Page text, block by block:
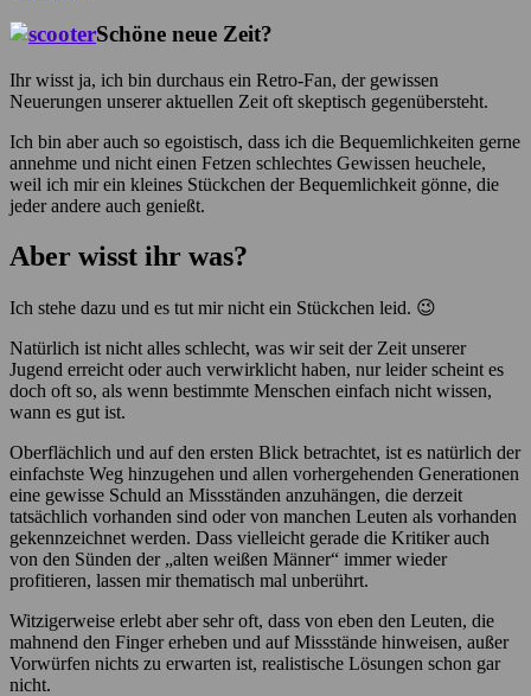
Schöne neue Zeit?
Ihr wisst ja, ich bin durchaus ein Retro-Fan, der gewissen
Neuerungen unserer aktuellen Zeit oft skeptisch gegenübersteht.
Ich bin aber auch so egoistisch, dass ich die Bequemlichkeiten gerne
annehme und nicht einen Fetzen schlechtes Gewissen heuchele,
weil ich mir ein kleines Stückchen der Bequemlichkeit gönne, die
jeder andere auch genießt.
Aber wisst ihr was?
Ich stehe dazu und es tut mir nicht ein Stückchen leid. 😉
Natürlich ist nicht alles schlecht, was wir seit der Zeit unserer
Jugend erreicht oder auch verwirklicht haben, nur leider scheint es
doch oft so, als wenn bestimmte Menschen einfach nicht wissen,
wann es gut ist.
Oberflächlich und auf den ersten Blick betrachtet, ist es natürlich der
einfachste Weg hinzugehen und allen vorhergehenden Generationen
eine gewisse Schuld an Missständen anzuhängen, die derzeit
tatsächlich vorhanden sind oder von manchen Leuten als vorhanden
gekennzeichnet werden. Dass vielleicht gerade die Kritiker auch
von den Sünden der „alten weißen Männer“ immer wieder
profitieren, lassen mir thematisch mal unberührt.
Witzigerweise erlebt aber sehr oft, dass von eben den Leuten, die
mahnend den Finger erheben und auf Missstände hinweisen, außer
Vorwürfen nichts zu erwarten ist, realistische Lösungen schon gar
nicht.